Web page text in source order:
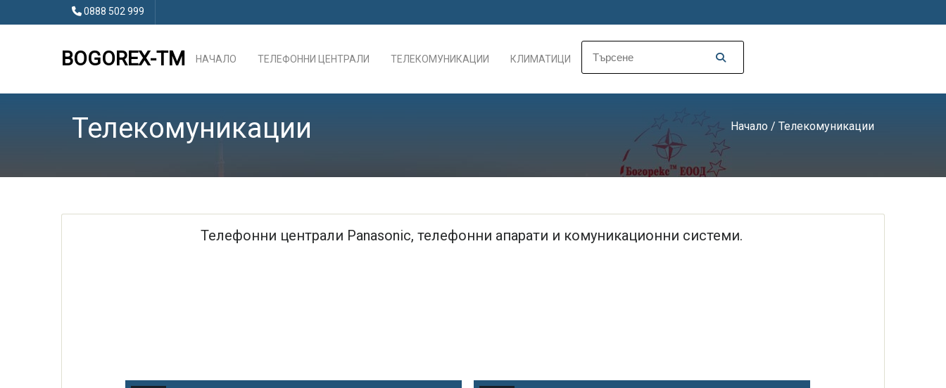
0888 502 999
BOGOREX-TM НАЧАЛО ТЕЛЕФОННИ ЦЕНТРАЛИ ТЕЛЕКОМУНИКАЦИИ КЛИМАТИЦИ
Телекомуникации Начало / Телекомуникации
Телефонни централи Panasonic, телефонни апарати и комуникационни системи.